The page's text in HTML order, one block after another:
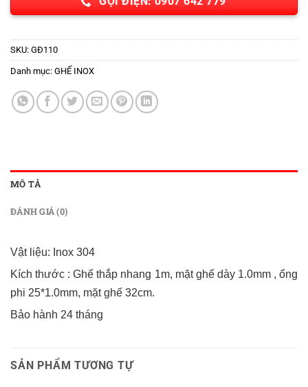
SKU: GĐ110
Danh mục: GHẾ INOX
MÔ TẢ
ĐÁNH GIÁ (0)
Vật liệu: Inox 304
Kích thước : Ghế thắp nhang 1m, mặt ghế dày 1.0mm , ống
phi 25*1.0mm, mặt ghế 32cm.
Bảo hành 24 tháng
SẢN PHẨM TƯƠNG TỰ